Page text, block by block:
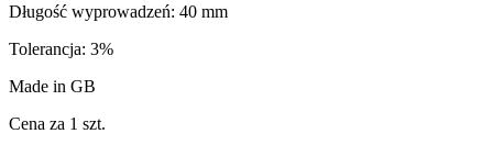
Długość wyprowadzeń: 40 mm
Tolerancja: 3%
Made in GB
Cena za 1 szt.